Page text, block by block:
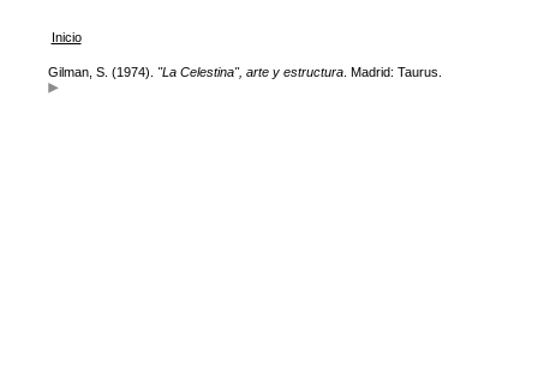
Inicio
Gilman, S. (1974). "La Celestina", arte y estructura. Madrid: Taurus.